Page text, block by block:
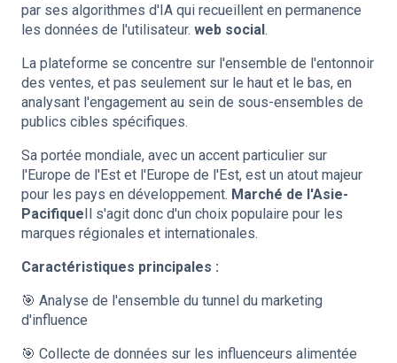
par ses algorithmes d'IA qui recueillent en permanence
les données de l'utilisateur. web social.
La plateforme se concentre sur l'ensemble de l'entonnoir
des ventes, et pas seulement sur le haut et le bas, en
analysant l'engagement au sein de sous-ensembles de
publics cibles spécifiques.
Sa portée mondiale, avec un accent particulier sur
l'Europe de l'Est et l'Europe de l'Est, est un atout majeur
pour les pays en développement. Marché de l'Asie-
PacifiqueIl s'agit donc d'un choix populaire pour les
marques régionales et internationales.
Caractéristiques principales :
🎯 Analyse de l'ensemble du tunnel du marketing
d'influence
🎯 Collecte de données sur les influenceurs alimentée